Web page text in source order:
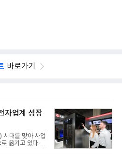
바로가기
자업계 성장
시대를 맞아 사업
옮기고 있다.